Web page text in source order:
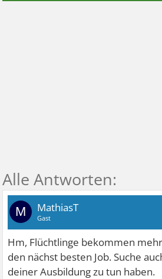
M MathiasT
Gast
Hm, Flüchtlinge bekommen
den nächst besten Job. Suche
deiner Ausbildung zu tun haben.